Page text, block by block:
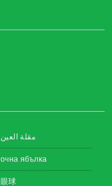
مقلة العين
очна ябълка
眼球